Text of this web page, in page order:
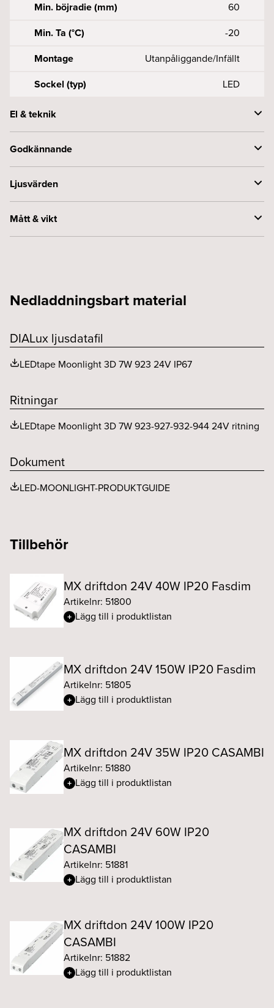
Min. böjradie (mm)
60
Min. Ta (°C)
-20
Montage
Utanpåliggande/Infällt
Sockel (typ)
LED
El & teknik
Effekt LEDchip (W)
Konstant spänning (V)
24
Godkännande
Byggvarubedömningen
CE-märkt
Ja
Utbytbart LED och driftdon
Ljusvärden
Armaturlumen (lm)
Färgtemperatur (K)
2300
Livslängd (h)
Ljusfördelning
MacAdam (SDCM)
Mått & vikt
Kapningsintervall (mm)
Nedladdningsbart material
DIALux ljusdatafil
LEDtape Moonlight 3D 7W 923 24V IP67
Ritningar
LEDtape Moonlight 3D 7W 923-927-932-944 24V ritning
Dokument
LED-MOONLIGHT-PRODUKTGUIDE
Tillbehör
MX driftdon 24V 40W IP20 Fasdim
Artikelnr: 51800
Lägg till i produktlistan
MX driftdon 24V 150W IP20 Fasdim
Artikelnr: 51805
Lägg till i produktlistan
MX driftdon 24V 35W IP20 CASAMBI
Artikelnr: 51880
Lägg till i produktlistan
MX driftdon 24V 60W IP20
CASAMBI
Artikelnr: 51881
Lägg till i produktlistan
MX driftdon 24V 100W IP20
CASAMBI
Artikelnr: 51882
Lägg till i produktlistan